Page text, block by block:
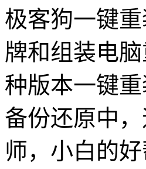
极客狗一键
牌和组装电
种版本一键
备份还原中
师，小白的好